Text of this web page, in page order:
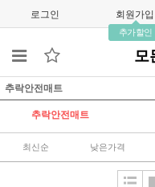
로그인 회원가입
추가할인
모
추락안전매트
추락안전매트
최신순 낮은가격